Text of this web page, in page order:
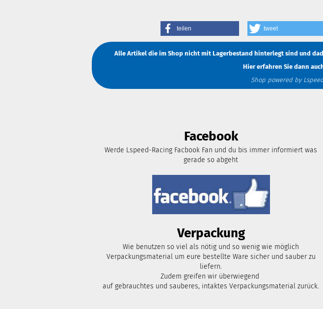
teilen tweet
Alle Artikel die im Shop nicht mit Lagerbestand hinterlegt sind und
Hier erfahren Sie dann
Shop powered by
Facebook
Werde Lspeed-Racing Facbook Fan und du bis immer informiert was
gerade so abgeht
Verpackung
Wie benutzen so viel als nötig und so wenig wie möglich
Verpackungsmaterial um eure bestellte Ware sicher und sauber zu
liefern.
Zudem greifen wir überwiegend
auf gebrauchtes und sauberes, intaktes Verpackungsmaterial zurück.